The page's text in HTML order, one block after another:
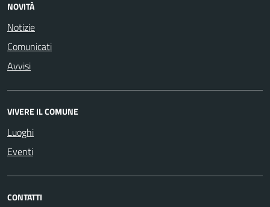
NOVITÀ
Notizie
Comunicati
Avvisi
VIVERE IL COMUNE
Luoghi
Eventi
CONTATTI